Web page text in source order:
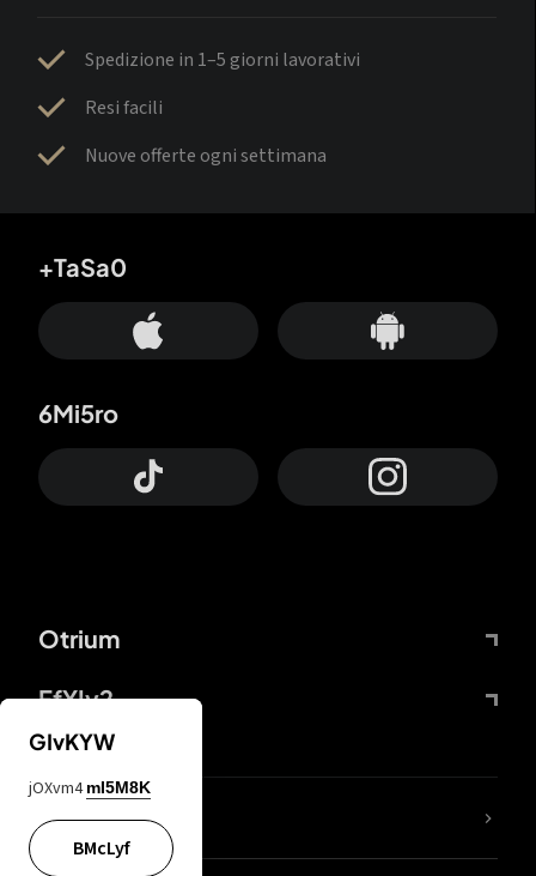
Spedizione in 1–5 giorni lavorativi
Resi facili
Nuove offerte ogni settimana
Otrium
FfYIy2
+TaSa0
6Mi5ro
Lj7sBL
GIvKYW
jOXvm4 mI5M8K
BMcLyf